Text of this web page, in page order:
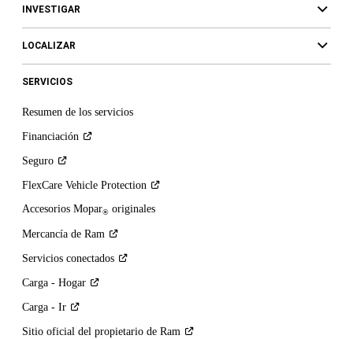
INVESTIGAR
LOCALIZAR
SERVICIOS
Resumen de los servicios
Financiación
Seguro
FlexCare Vehicle Protection
Accesorios Mopar® originales
Mercancía de Ram
Servicios conectados
Carga - Hogar
Carga - Ir
Sitio oficial del propietario de Ram